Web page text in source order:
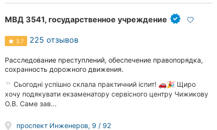
МВД 3541, государственное учреждение
3.7 225 отзывов
Расследование преступлений, обеспечение правопорядка,
сохранность дорожного движения.
Сьогодні успішно склала практичний іспит! 🚗🎉 Щиро
хочу подякувати екзаменатору сервісного центру Чижикову
О.В. Саме зав...
проспект Инженеров, 9 / 92